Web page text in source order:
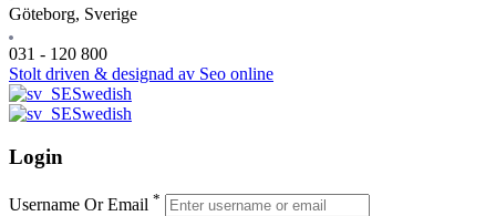
Göteborg, Sverige
031 - 120 800
Stolt driven & designad av Seo online
Swedish
Swedish
Login
Username Or Email *